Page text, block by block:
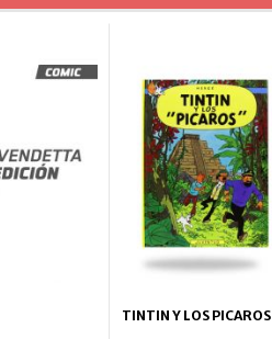
TINTIN Y LOS PICAROS